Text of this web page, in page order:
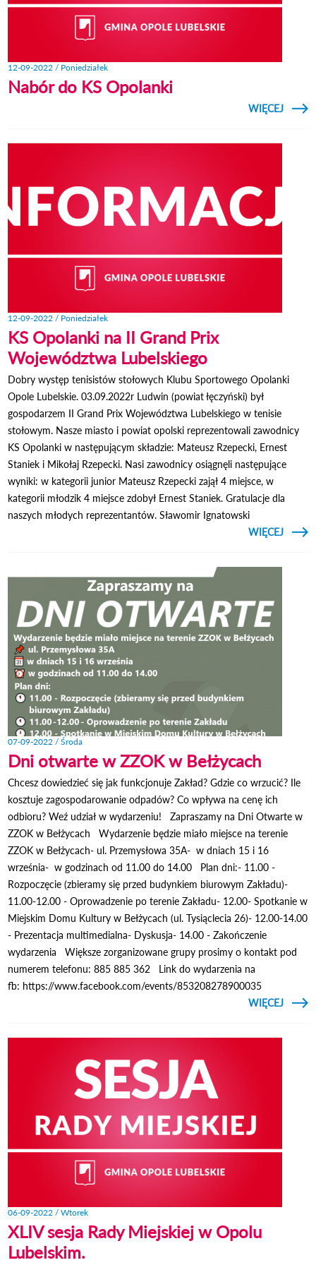
12-09-2022 / Poniedziałek
Nabór do KS Opolanki
CZYTAJ
WIĘCEJ
O
12-09-2022 / Poniedziałek
KS Opolanki na II Grand Prix
Województwa Lubelskiego
Dobry występ tenisistów stołowych Klubu Sportowego Opolanki
Opole Lubelskie. 03.09.2022r Ludwin (powiat łęczyński) był
gospodarzem II Grand Prix Województwa Lubelskiego w tenisie
stołowym. Nasze miasto i powiat opolski reprezentowali zawodnicy
KS Opolanki w następującym składzie: Mateusz Rzepecki, Ernest
Staniek i Mikołaj Rzepecki. Nasi zawodnicy osiągnęli następujące
wyniki: w kategorii junior Mateusz Rzepecki zajął 4 miejsce, w
kategorii młodzik 4 miejsce zdobył Ernest Staniek. Gratulacje dla
naszych młodych reprezentantów. Sławomir Ignatowski
CZYTAJ
WIĘCEJ
O
07-09-2022 / Środa
Dni otwarte w ZZOK w Bełżycach
Chcesz dowiedzieć się jak funkcjonuje Zakład? Gdzie co wrzucić? Ile
kosztuje zagospodarowanie odpadów? Co wpływa na cenę ich
odbioru? Weź udział w wydarzeniu! Zapraszamy na Dni Otwarte w
ZZOK w Bełżycach Wydarzenie będzie miało miejsce na terenie
ZZOK w Bełżycach- ul. Przemysłowa 35A- w dniach 15 i 16
września- w godzinach od 11.00 do 14.00 Plan dni:- 11.00 -
Rozpoczęcie (zbieramy się przed budynkiem biurowym Zakładu)-
11.00-12.00 - Oprowadzenie po terenie Zakładu- 12.00- Spotkanie w
Miejskim Domu Kultury w Bełżycach (ul. Tysiąclecia 26)- 12.00-14.00
- Prezentacja multimedialna- Dyskusja- 14.00 - Zakończenie
wydarzenia Większe zorganizowane grupy prosimy o kontakt pod
numerem telefonu: 885 885 362 Link do wydarzenia na
fb: https://www.facebook.com/events/853208278900035
CZYTAJ
WIĘCEJ
06-09-2022 / Wtorek
XLIV sesja Rady Miejskiej w Opolu
Lubelskim.